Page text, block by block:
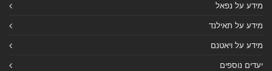
מידע על נפאל
מידע על תאילנד
מידע על ויאטנם
יעדים נוספים